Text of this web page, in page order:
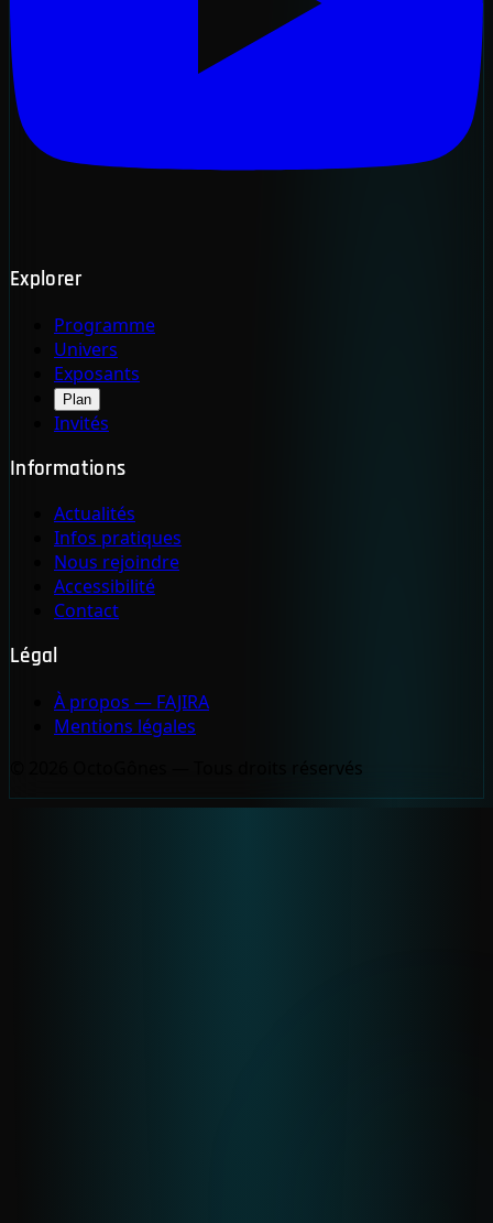
Explorer
Programme
Univers
Exposants
Plan
Invités
Informations
Actualités
Infos pratiques
Nous rejoindre
Accessibilité
Contact
Légal
À propos — FAJIRA
Mentions légales
© 2026 OctoGônes — Tous droits réservés